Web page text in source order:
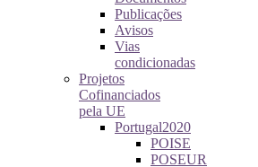
Publicações
Avisos
Vias
condicionadas
Projetos
Cofinanciados
pela UE
Portugal2020
POISE
POSEUR